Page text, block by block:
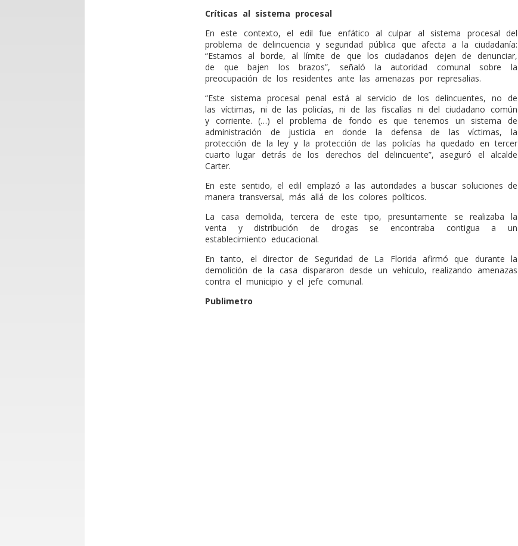
Críticas al sistema procesal
En este contexto, el edil fue enfático al culpar al sistema procesal del
problema de delincuencia y seguridad pública que afecta a la ciudadanía:
“Estamos al borde, al límite de que los ciudadanos dejen de denunciar,
de que bajen los brazos”, señaló la autoridad comunal sobre la
preocupación de los residentes ante las amenazas por represalias.
“Este sistema procesal penal está al servicio de los delincuentes, no de
las víctimas, ni de las policías, ni de las fiscalías ni del ciudadano común
y corriente. (…) el problema de fondo es que tenemos un sistema de
administración de justicia en donde la defensa de las víctimas, la
protección de la ley y la protección de las policías ha quedado en tercer
cuarto lugar detrás de los derechos del delincuente”, aseguró el alcalde
Carter.
En este sentido, el edil emplazó a las autoridades a buscar soluciones de
manera transversal, más allá de los colores políticos.
La casa demolida, tercera de este tipo, presuntamente se realizaba la
venta y distribución de drogas se encontraba contigua a un
establecimiento educacional.
En tanto, el director de Seguridad de La Florida afirmó que durante la
demolición de la casa dispararon desde un vehículo, realizando amenazas
contra el municipio y el jefe comunal.
Publimetro